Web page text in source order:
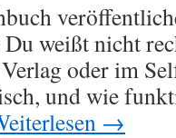
weißt nicht
oder im
und wie
→